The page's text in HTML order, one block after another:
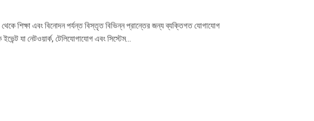
শিক্ষা এবং বিনোদন পর্যন্ত বিস্তৃত বিভিন্ন প্রান্তের জন্য ব্যক্তিগত যোগাযোগ
যা নেটওয়ার্ক, টেলিযোগাযোগ এবং সিস্টেম...